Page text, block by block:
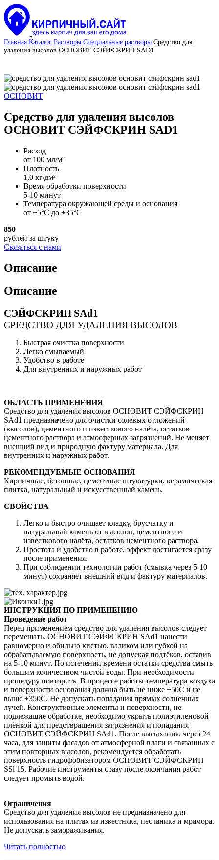
Главная Каталог Растворы Специальные растворы Средство для
удаления высолов ОСНОВИТ СЭЙФСКРИН SАD1
ОСНОВИТ
Средство для удаления высолов
ОСНОВИТ СЭЙФСКРИН SАD1
Расход
от 100 мл/м²
Плотность
1,0 кг/дм³
Время обработки поверхности
5-10 минут
Температура окружающей среды и основания
от +5°С до +35°С
850
рублей за штуку
Связаться с нами
Описание
Описание
СЭЙФСКРИН SAd1
СРЕДСТВО ДЛЯ УДАЛЕНИЯ ВЫСОЛОВ
Быстрая очистка поверхности
Легко смываемый
Удобство в работе
Для внутренних и наружных работ
ОБЛАСТЬ ПРИМЕНЕНИЯ
Средство для удаления высолов ОСНОВИТ СЭЙФСКРИН
SAd1 предназначено для очистки солевых отложений
(высолов), цементного и известкового налёта, остатков
цементного раствора и атмосферных загрязнений. Не меняет
внешний вид и природную фактуру материала. Для
внутренних и наружных работ.
РЕКОМЕНДУЕМЫЕ ОСНОВАНИЯ
Кирпичные, бетонные, цементные штукатурки, керамическая
плитка, натуральный и искусственный камень.
СВОЙСТВА
Легко и быстро очищает кладку, брусчатку и
натуральный камень от высолов, цементного и
известкового налёта, остатков цементного раствора.
Простота и удобство в работе, эффект достигается сразу
после применения.
При соблюдении технологии работ (смывка через 5-10
минут) сохраняет внешний вид и фактуру материалов.
ИНСТРУКЦИЯ ПО ПРИМЕНЕНИЮ
Проведение работ
Перед применением средство для удаления высолов следует
перемешать. ОСНОВИТ СЭЙФСКРИН SAd1 нанести
равномерно и обильно кистью, валиком или губкой на
обрабатываемую поверхность, не допуская подтёков, оставив
на 5-10 минут. По истечении времени остатки средства смыть
большим количеством чистой воды. При необходимости
процедуру повторить. В процессе работы температура воздуха
и поверхности основания должна быть не ниже +50C и не
выше +350C. Не допускать попадания прямых солнечных
лучей. Конструктивные элементы и поверхности, не
подлежащие обработке, необходимо укрыть полиэтиленовой
плёнкой для предотвращения загрязнения и попадания
ОСНОВИТ СЭЙФСКРИН SAd1. После высыхания, через 24
часа, для защиты фасадов от атмосферной влаги и связанных с
этим повторных высолов, рекомендуется обработать
поверхность гидрофобизатором ОСНОВИТ СЭЙФСКРИН
SSl 15. Рабочие инструменты сразу после окончания работ
следует промыть водой.
Ограничения
Средство для удаления высолов не предназначено для
использования на плитах из известняка, песчаника и мрамора.
Не допускать замораживания.
Читать полностью